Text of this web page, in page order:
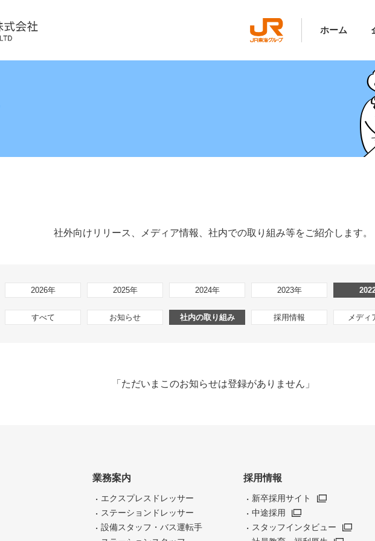
ホーム
社外向けリリース、メディア情報、社内での取り組み等をご紹介します。
2026年 2025年 2024年 2023年
すべて お知らせ 社内の取り組み 採用情報 メディ
「ただいまこのお知らせは登録がありません」
業務案内
エクスプレスドレッサー
ステーションドレッサー
設備スタッフ・バス運転手
採用情報
新卒採用サイト
中途採用
スタッフインタビュー